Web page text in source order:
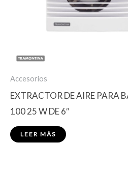
Accesorios
EXTRACTOR DE AIRE PARA
100 25 W DE 6″
LEER MÁS